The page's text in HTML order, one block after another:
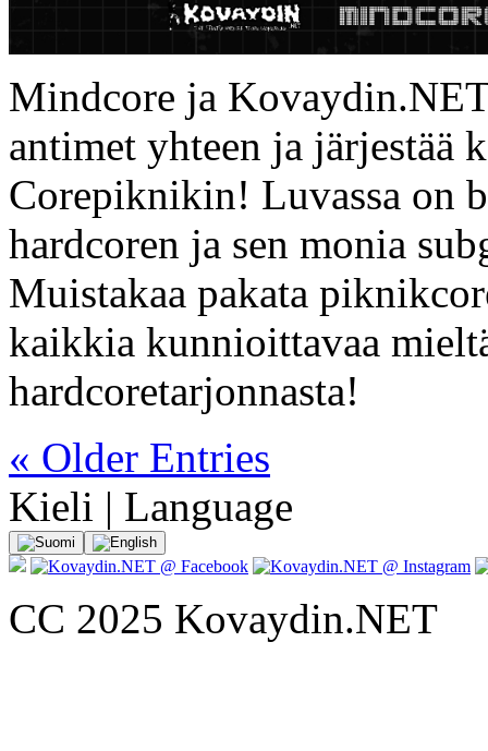
Mindcore ja
antimet yhteen ja järjestää
Corepiknikin! Luvassa on
hardcoren ja sen monia
Muistakaa pakata
kaikkia kunnioittavaa
hardcoretarjonnasta!
« Older Entries
Kieli | Language
CC 2025 Kovaydin.NET